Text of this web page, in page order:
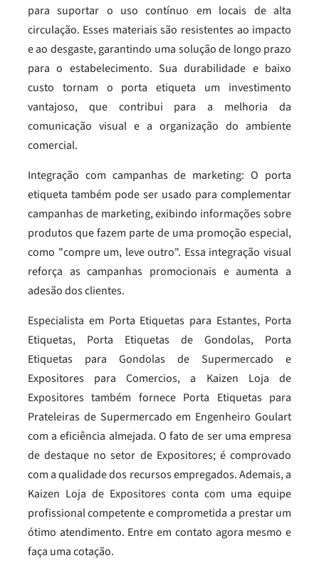
para suportar o uso contínuo em locais de alta
circulação. Esses materiais são resistentes ao impacto
e ao desgaste, garantindo uma solução de longo prazo
para o estabelecimento. Sua durabilidade e baixo
custo tornam o porta etiqueta um investimento
vantajoso, que contribui para a melhoria da
comunicação visual e a organização do ambiente
comercial.
Integração com campanhas de marketing: O porta
etiqueta também pode ser usado para complementar
campanhas de marketing, exibindo informações sobre
produtos que fazem parte de uma promoção especial,
como "compre um, leve outro". Essa integração visual
reforça as campanhas promocionais e aumenta a
adesão dos clientes.
Especialista em Porta Etiquetas para Estantes, Porta
Etiquetas, Porta Etiquetas de Gondolas, Porta
Etiquetas para Gondolas de Supermercado e
Expositores para Comercios, a Kaizen Loja de
Expositores também fornece Porta Etiquetas para
Prateleiras de Supermercado em Engenheiro Goulart
com a eficiência almejada. O fato de ser uma empresa
de destaque no setor de Expositores; é comprovado
com a qualidade dos recursos empregados. Ademais, a
Kaizen Loja de Expositores conta com uma equipe
profissional competente e comprometida a prestar um
ótimo atendimento. Entre em contato agora mesmo e
faça uma cotação.